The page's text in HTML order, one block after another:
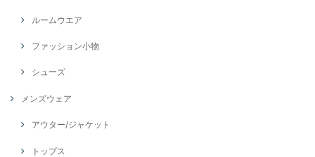
ルームウエア
ファッション小物
シューズ
メンズウェア
アウター/ジャケット
トップス